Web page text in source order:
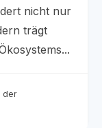
nicht nur
trägt
der